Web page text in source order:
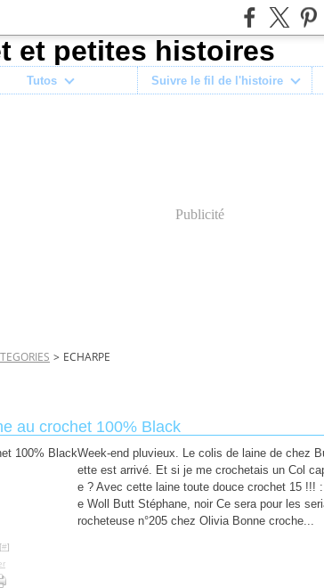
Tutos Suivre le fil de l'histoire
Publicité
> ECHARPE
au crochet 100% Black
Week-end pluvieux. Le colis de laine de chez
ette est arrivé. Et si je me crochetais un Col
e ? Avec cette laine toute douce crochet 15 !!!
e Woll Butt Stéphane, noir Ce sera pour les
rocheteuse n°205 chez Olivia Bonne croche...
#]